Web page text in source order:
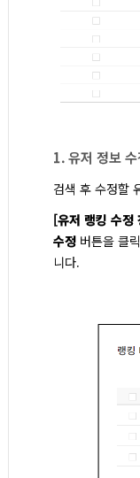
1. 유저 정보
검색 후 수정할
[유저 랭킹 수정
수정 버튼을 클
니다.